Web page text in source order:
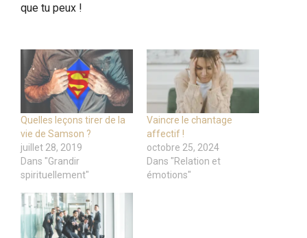
que tu peux !
Quelles leçons tirer de la
vie de Samson ?
juillet 28, 2019
Dans "Grandir
spirituellement"
Vaincre le chantage
affectif !
octobre 25, 2024
Dans "Relation et
émotions"